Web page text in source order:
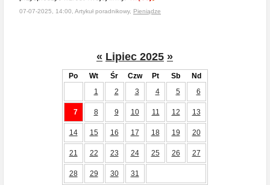
07-07-2025, 14:00, Artykuł poradnikowy, Pieniądze
« Lipiec 2025 »
Po Wt Śr Czw Pt Sb
Nd
1
2 3 4 5 6
7 8 9 10 11 12 13
14 15 16 17 18 19 20
21 22 23 24 25 26 27
28 29 30 31